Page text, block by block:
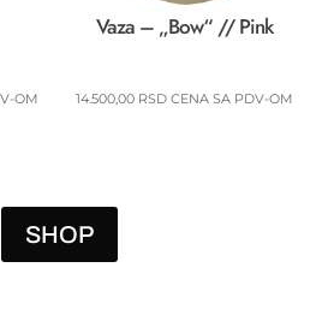
OM
Vaza – „Bow“ // Pink
14.500,00 RSD CENA SA PDV-OM
SHOP